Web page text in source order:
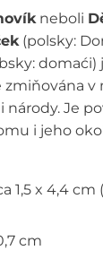
neboli
(polsky:
domaći)
zmiňována
národy. Je
i jeho
1,5 x 4,4 cm
cm